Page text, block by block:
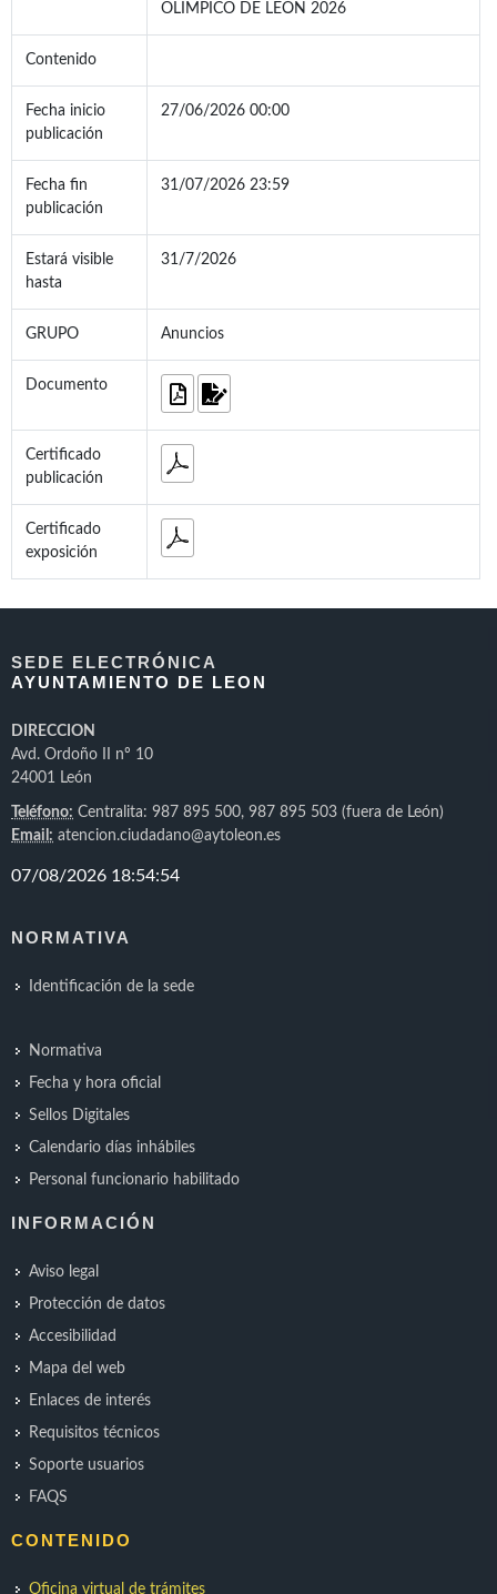
OLÍMPICO DE LEÓN 2026
Contenido
Fecha inicio
publicación
27/06/2026 00:00
Fecha fin
publicación
31/07/2026 23:59
Estará visible
hasta
31/7/2026
GRUPO Anuncios
Documento
Certificado
publicación
Certificado
exposición
SEDE ELECTRÓNICA
AYUNTAMIENTO DE LEON
DIRECCION
Avd. Ordoño II nº 10
24001 León
Teléfono: Centralita: 987 895 500, 987 895 503 (fuera de León)
Email: atencion.ciudadano@aytoleon.es
NORMATIVA
Identificación de la sede
Normativa
Fecha y hora oficial
Sellos Digitales
Calendario días inhábiles
Personal funcionario habilitado
INFORMACIÓN
Aviso legal
Protección de datos
Accesibilidad
Mapa del web
Enlaces de interés
Requisitos técnicos
Soporte usuarios
FAQS
CONTENIDO
Oficina virtual de trámites